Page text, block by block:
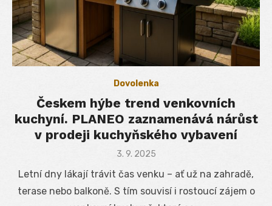
Dovolenka
Českem hýbe trend venkovních
kuchyní. PLANEO zaznamenává nárůst
v prodeji kuchyňského vybavení
Posted
3. 9. 2025
Letní dny lákají trávit čas venku – ať už na zahradě,
terase nebo balkoně. S tím souvisí i rostoucí zájem o